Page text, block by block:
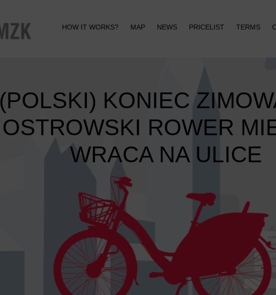
HOW IT WORKS? MAP NEWS PRICELIST TERMS
(POLSKI) KONIEC
OSTROWSKI ROWER
WRACA NA ULICE